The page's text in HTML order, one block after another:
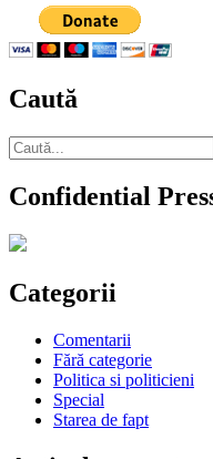
Dăncilă
a
nu?
Caută
Caută
după:
Confidential
Categorii
Comentarii
Fără categorie
Politica si politicieni
Special
Starea de fapt